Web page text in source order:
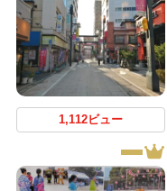
1,112ビュー